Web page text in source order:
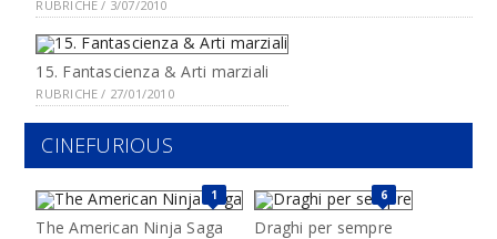
RUBRICHE / 3/07/2010
15. Fantascienza & Arti marziali
RUBRICHE / 27/01/2010
CINEFURIOUS
1
The American Ninja Saga
6
Draghi per sempre